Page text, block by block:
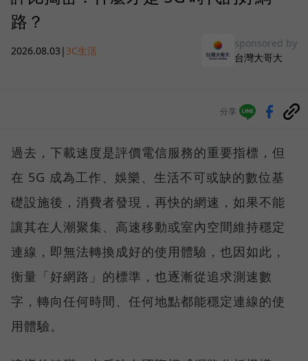
路？
2026.08.03 | 3C生活
sponsored by
台灣大哥大
分享
過去，下載速度是評價電信服務的重要指標，但
在 5G 成為工作、娛樂、生活不可或缺的數位基
礎設施後，消費者發現，再快的網速，如果不能
讓其在人潮聚集、高速移動或室內空間維持穩定
連線，即無法轉換成好的使用體驗，也因如此，
衡量「好網路」的標準，也逐漸從追求測速數
字，轉向任何時間、任何地點都能穩定連線的使
用體驗。